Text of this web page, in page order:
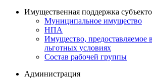
Имущественная поддержка
Муниципальное имущество
НПА
Имущество, предоставляемое
льготных условиях
Состав рабочей группы
Администрация